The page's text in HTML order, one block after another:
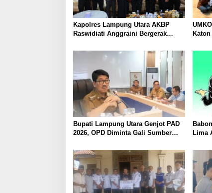
Kapolres Lampung Utara AKBP
Raswidiati Anggraini Bergerak
dan Adat Perkuat Kamtibmas
Bupati Lampung Utara Genjot PAD
2026, OPD Diminta Gali Sumber
Optimalkan PBB-P2
Lima
Heboh